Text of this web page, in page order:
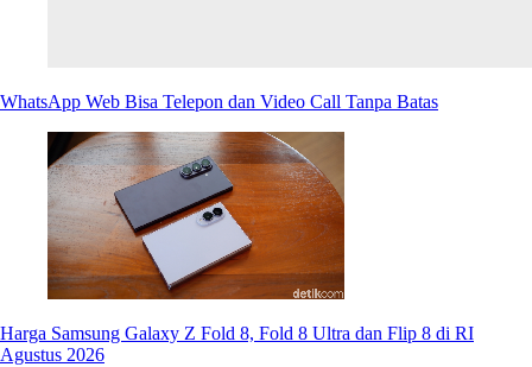
WhatsApp Web Bisa Telepon dan Video Call Tanpa Batas
Harga Samsung Galaxy Z Fold 8, Fold 8 Ultra dan Flip 8 di RI
Agustus 2026